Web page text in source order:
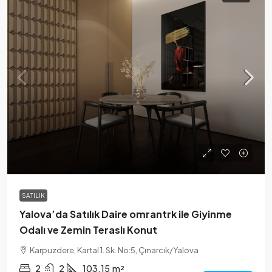
SATILIK
Yalova’da Satılık Daire omrantrk ile Giyinme
Odalı ve Zemin Teraslı Konut
Karpuzdere, Kartal 1. Sk. No:5, Çınarcık/Yalova
2 2 103.15 m²